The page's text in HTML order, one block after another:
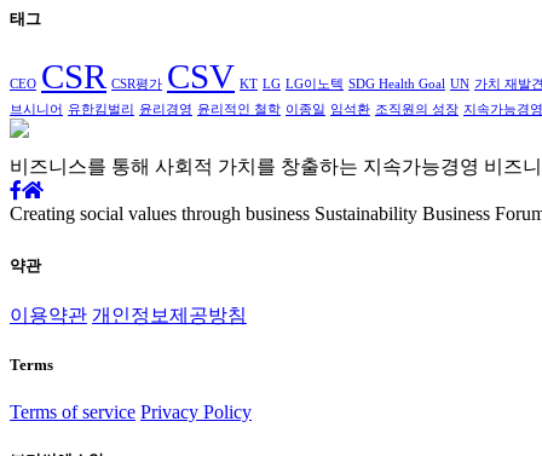
태그
CEO CSR CSR평가 CSV KT LG LG이노텍 SDG Health Goal UN 가치 재발견
브시니어 유한킴벌리 윤리경영 윤리적인 철학 이종일 임석환 조직원의 성장 지속가능경
비즈니스를 통해 사회적 가치를 창출하는 지속가능경영 비즈
Creating social values through business Sustainability Business
약관
이용약관 개인정보제공방침
Terms
Terms of service Privacy Policy